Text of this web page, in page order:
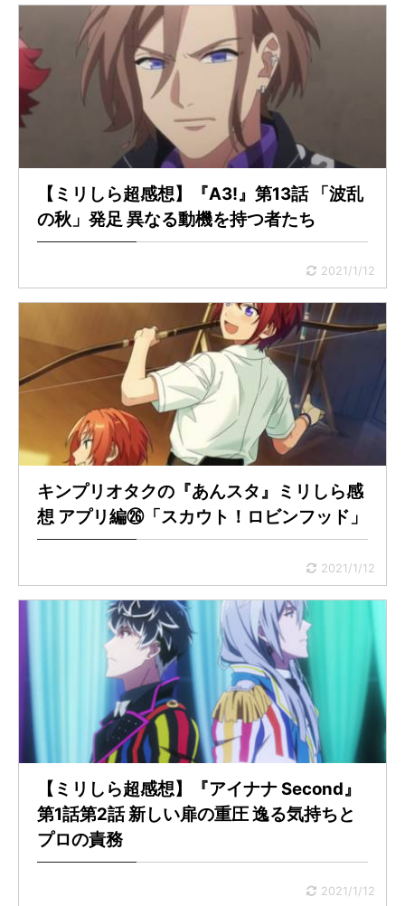
【ミリしら超感想】『A3!』第13話 「波乱
の秋」発足 異なる動機を持つ者たち
2021/1/12
キンプリオタクの『あんスタ』ミリしら感
想 アプリ編㉖「スカウト！ロビンフッド」
2021/1/12
【ミリしら超感想】『アイナナ Second』
第1話第2話 新しい扉の重圧 逸る気持ちと
プロの責務
2021/1/12